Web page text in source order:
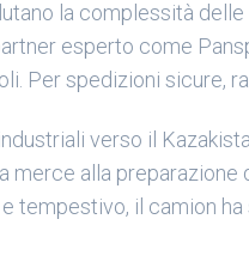
la complessità
esperto come
Per spedizioni sicure,
verso il
alla
tempestivo, il camion